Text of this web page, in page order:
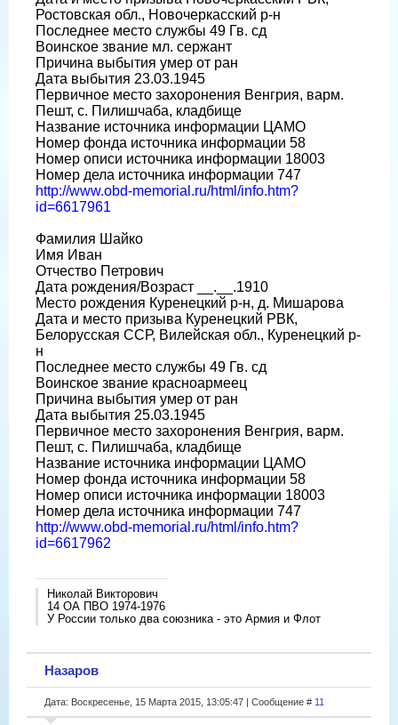
Ростовская обл., Новочеркасский р-н
Последнее место службы 49 Гв. сд
Воинское звание мл. сержант
Причина выбытия умер от ран
Дата выбытия 23.03.1945
Первичное место захоронения Венгрия, варм.
Пешт, с. Пилишчаба, кладбище
Название источника информации ЦАМО
Номер фонда источника информации 58
Номер описи источника информации 18003
Номер дела источника информации 747
http://www.obd-memorial.ru/html/info.htm?
id=6617961
Фамилия Шайко
Имя Иван
Отчество Петрович
Дата рождения/Возраст __.__.1910
Место рождения Куренецкий р-н, д. Мишарова
Дата и место призыва Куренецкий РВК,
Белорусская ССР, Вилейская обл., Куренецкий р-
н
Последнее место службы 49 Гв. сд
Воинское звание красноармеец
Причина выбытия умер от ран
Дата выбытия 25.03.1945
Первичное место захоронения Венгрия, варм.
Пешт, с. Пилишчаба, кладбище
Название источника информации ЦАМО
Номер фонда источника информации 58
Номер описи источника информации 18003
Номер дела источника информации 747
http://www.obd-memorial.ru/html/info.htm?
id=6617962
Николай Викторович
14 ОА ПВО 1974-1976
У России только два союзника - это Армия и Флот
Назаров
Дата: Воскресенье, 15 Марта 2015, 13:05:47 | Сообщение # 11